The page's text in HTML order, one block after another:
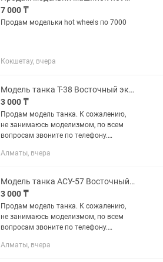
7 000 ₸
Продам модельки hot wheels по 7000
Кокшетау, вчера
Модель танка Т-38 Восточный экспресс 1/35 сборная модель танк масштаб 1 35
3 000 ₸
Продам модель танка. К сожалению,
не занимаюсь моделизмом, по всем
вопросам звоните по телефону.
собранная, клей и краски в комплект не
Алматы, вчера
Модель танка АСУ-57 Восточный экспресс 1/35 сборная масштабная танк масштаб
3 000 ₸
Продам модель танка. К сожалению,
не занимаюсь моделизмом, по всем
вопросам звоните по телефону.
собранная, клей и краски в комплект не
Алматы, вчера